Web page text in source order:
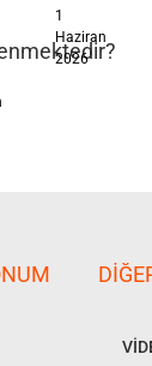
1
Haziran
2026